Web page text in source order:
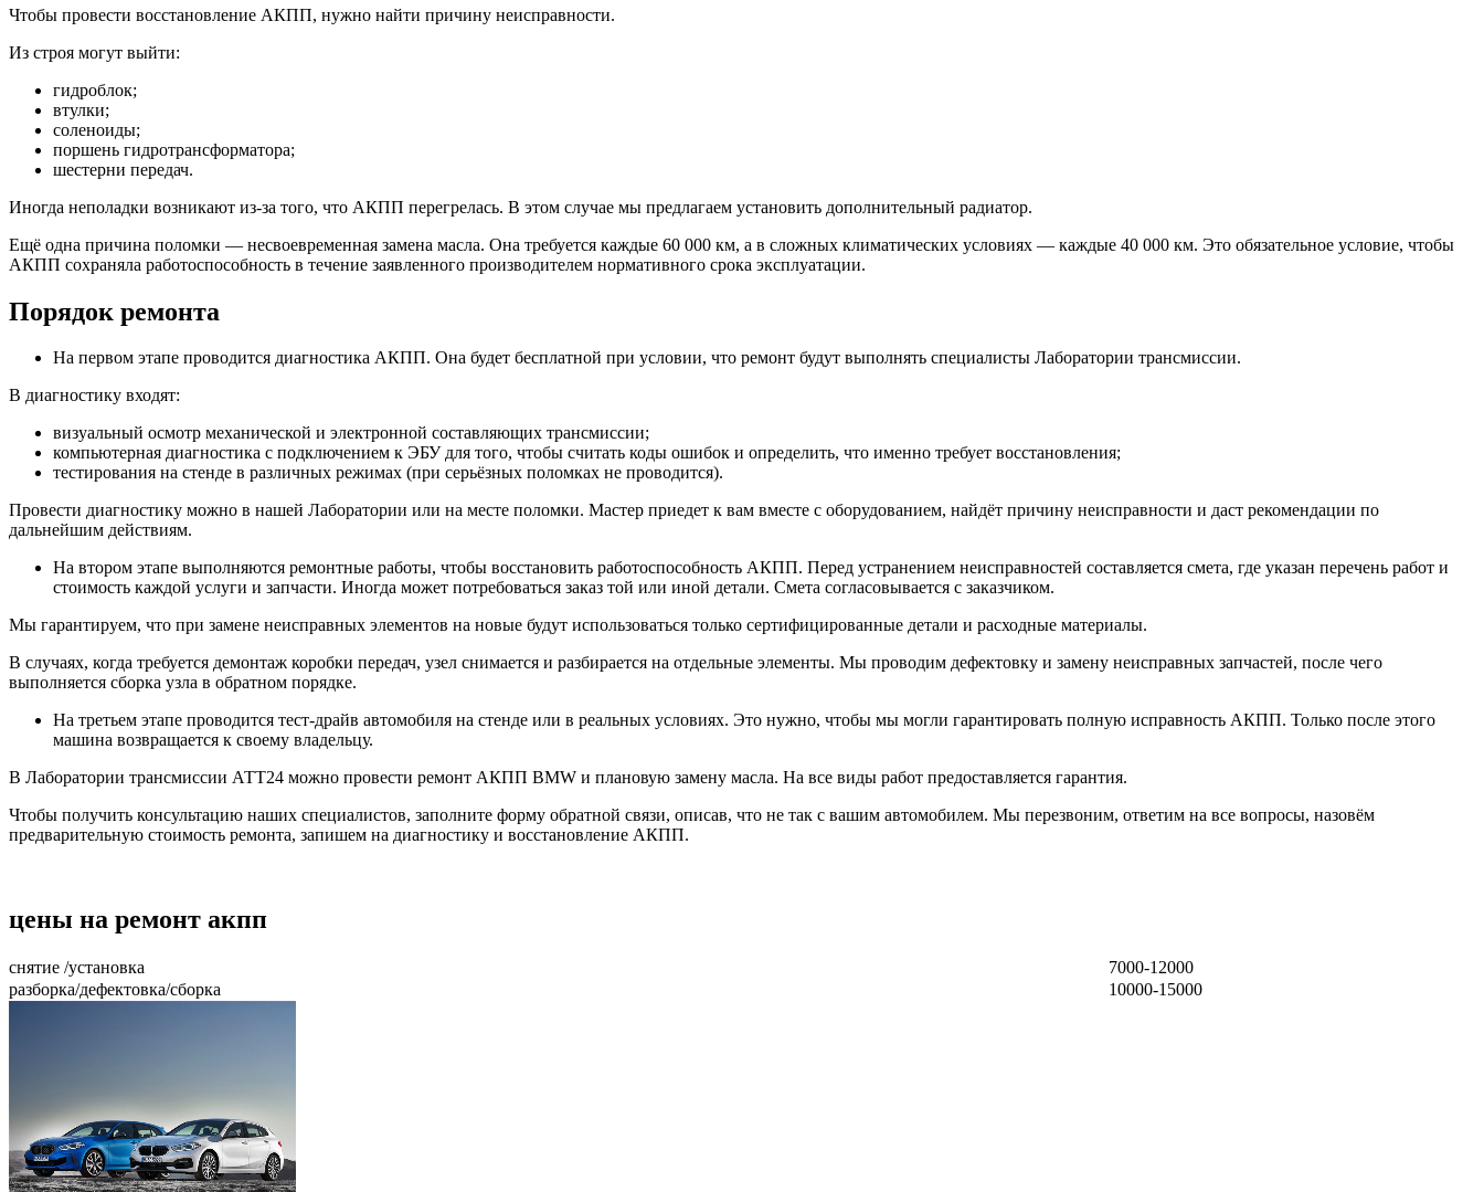
Чтобы провести восстановление АКПП, нужно найти причину неисправности.
Из строя могут выйти:
гидроблок;
втулки;
соленоиды;
поршень гидротрансформатора;
шестерни передач.
Иногда неполадки возникают из-за того, что АКПП перегрелась. В этом случае мы предлагаем установить дополнительный радиатор.
Ещё одна причина поломки — несвоевременная замена масла. Она требуется каждые 60 000 км, а в сложных климатических условиях — каждые 40 000 км. Это обязательное условие, чтобы
АКПП сохраняла работоспособность в течение заявленного производителем нормативного срока эксплуатации.
Порядок ремонта
На первом этапе проводится диагностика АКПП. Она будет бесплатной при условии, что ремонт будут выполнять специалисты Лаборатории трансмиссии.
В диагностику входят:
визуальный осмотр механической и электронной составляющих трансмиссии;
компьютерная диагностика с подключением к ЭБУ для того, чтобы считать коды ошибок и определить, что именно требует восстановления;
тестирования на стенде в различных режимах (при серьёзных поломках не проводится).
Провести диагностику можно в нашей Лаборатории или на месте поломки. Мастер приедет к вам вместе с оборудованием, найдёт причину неисправности и даст рекомендации по
дальнейшим действиям.
На втором этапе выполняются ремонтные работы, чтобы восстановить работоспособность АКПП. Перед устранением неисправностей составляется смета, где указан перечень работ и
стоимость каждой услуги и запчасти. Иногда может потребоваться заказ той или иной детали. Смета согласовывается с заказчиком.
Мы гарантируем, что при замене неисправных элементов на новые будут использоваться только сертифицированные детали и расходные материалы.
В случаях, когда требуется демонтаж коробки передач, узел снимается и разбирается на отдельные элементы. Мы проводим дефектовку и замену неисправных запчастей, после чего
выполняется сборка узла в обратном порядке.
На третьем этапе проводится тест-драйв автомобиля на стенде или в реальных условиях. Это нужно, чтобы мы могли гарантировать полную исправность АКПП. Только после этого
машина возвращается к своему владельцу.
В Лаборатории трансмиссии АТТ24 можно провести ремонт АКПП BMW и плановую замену масла. На все виды работ предоставляется гарантия.
Чтобы получить консультацию наших специалистов, заполните форму обратной связи, описав, что не так с вашим автомобилем. Мы перезвоним, ответим на все вопросы, назовём
предварительную стоимость ремонта, запишем на диагностику и восстановление АКПП.
цены на ремонт акпп
снятие /установка
7000-12000
разборка/дефектовка/сборка
10000-15000